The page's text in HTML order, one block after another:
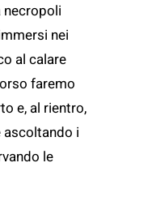
necropoli
nei
al calare
faremo
e, al rientro,
i
le